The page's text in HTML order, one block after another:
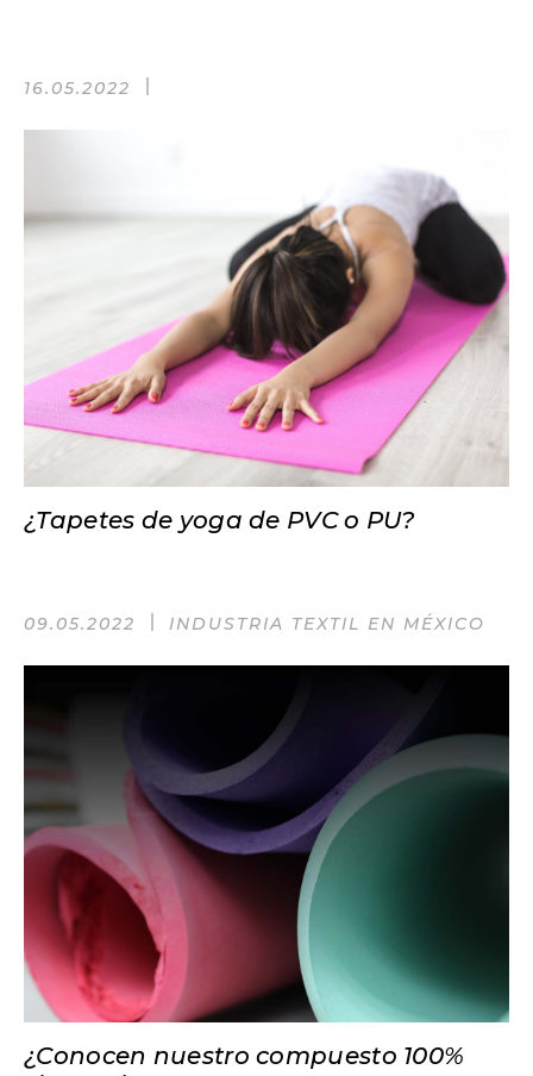
16.05.2022
¿Tapetes de yoga de PVC o PU?
09.05.2022 INDUSTRIA TEXTIL EN MÉXICO
¿Conocen nuestro compuesto 100%